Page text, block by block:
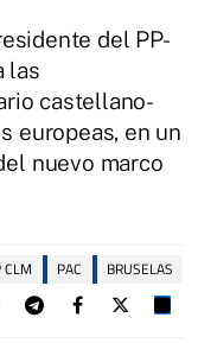
del PP-
las
castellano-
europeas, en un
nuevo marco
CLM PAC BRUSELAS